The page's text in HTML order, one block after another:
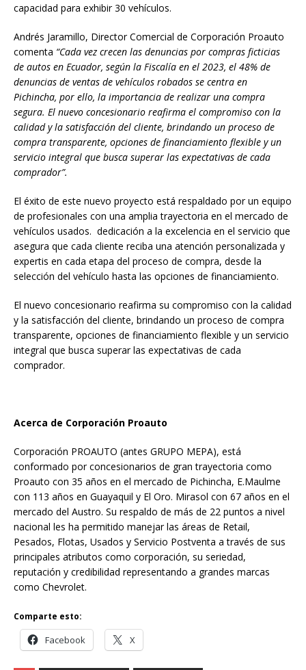
capacidad para exhibir 30 vehículos.
Andrés Jaramillo, Director Comercial de Corporación Proauto
comenta “Cada vez crecen las denuncias por compras ficticias
de autos en Ecuador, según la Fiscalía en el 2023, el 48% de
denuncias de ventas de vehículos robados se centra en
Pichincha, por ello, la importancia de realizar una compra
segura. El nuevo concesionario reafirma el compromiso con la
calidad y la satisfacción del cliente, brindando un proceso de
compra transparente, opciones de financiamiento flexible y un
servicio integral que busca superar las expectativas de cada
comprador”.
El éxito de este nuevo proyecto está respaldado por un equipo
de profesionales con una amplia trayectoria en el mercado de
vehículos usados. dedicación a la excelencia en el servicio que
asegura que cada cliente reciba una atención personalizada y
expertis en cada etapa del proceso de compra, desde la
selección del vehículo hasta las opciones de financiamiento.
El nuevo concesionario reafirma su compromiso con la calidad
y la satisfacción del cliente, brindando un proceso de compra
transparente, opciones de financiamiento flexible y un servicio
integral que busca superar las expectativas de cada
comprador.
Acerca de Corporación Proauto
Corporación PROAUTO (antes GRUPO MEPA), está
conformado por concesionarios de gran trayectoria como
Proauto con 35 años en el mercado de Pichincha, E.Maulme
con 113 años en Guayaquil y El Oro. Mirasol con 67 años en el
mercado del Austro. Su respaldo de más de 22 puntos a nivel
nacional les ha permitido manejar las áreas de Retail,
Pesados, Flotas, Usados y Servicio Postventa a través de sus
principales atributos como corporación, su seriedad,
reputación y credibilidad representando a grandes marcas
como Chevrolet.
Comparte esto:
Facebook X